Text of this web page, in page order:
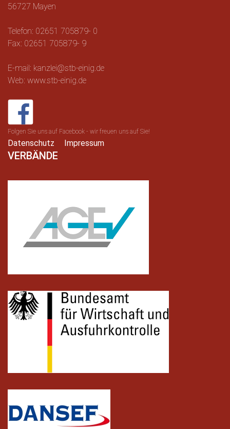
56727 Mayen
Telefon: 02651 705879- 0
Fax: 02651 705879- 9
E-mail: kanzlei@stb-einig.de
Web: www.stb-einig.de
Folgen Sie uns auf Facebook - wir freuen uns auf Sie!
Datenschutz Impressum
VERBÄNDE